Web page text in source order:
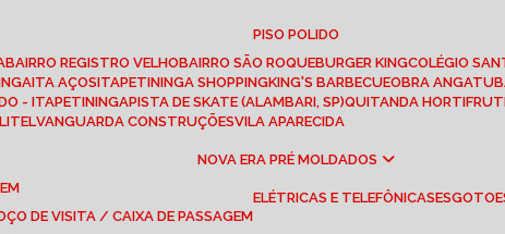
PISO POLIDO
BAIRRO REGISTRO VELHO BAIRRO SÃO ROQUE BURGER KING COLÉGIO
ITA AÇOS ITAPETININGA SHOPPING KING'S BARBECUE OBRA
- ITAPETININGA PISTA DE SKATE (ALAMBARI, SP) QUITANDA
VANGUARDA CONSTRUÇÕES VILA APARECIDA
NOVA ERA PRÉ MOLDADOS
DE VISITA / CAIXA DE PASSAGEM
ELÉTRICAS E TELEFÔNICAS ESGOTO